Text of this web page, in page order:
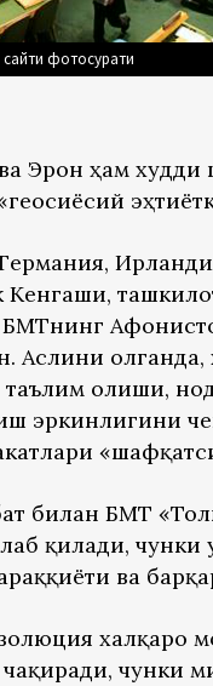
фотосурати
Эрон ҳам худди
Аслини
олиши,
эркинлигини
билан БМТ
қилади, чунки
ва
халқаро
чунки